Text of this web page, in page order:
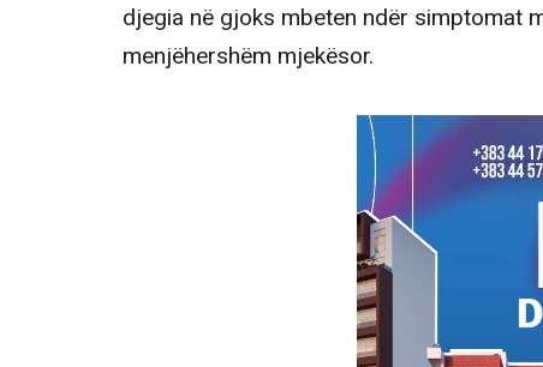
djegia në gjoks mbeten ndër simptomat
menjëhershëm mjekësor.